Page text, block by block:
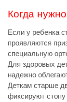
Когда
Если у ребенка
проявляются
специальную
Для здоровых
надежно
Деткам старше
фиксируют